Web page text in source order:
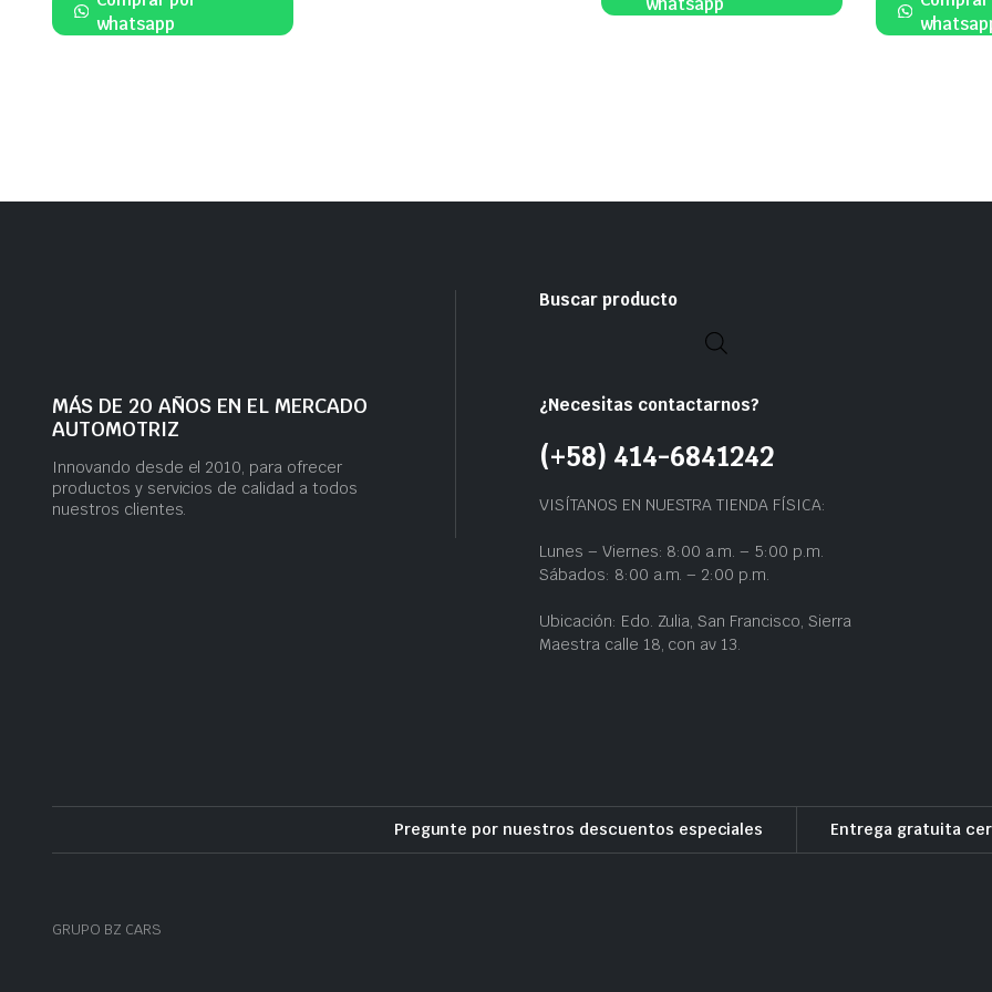
whatsapp
MÁS DE 20 AÑOS EN EL MERCADO
AUTOMOTRIZ
Innovando desde el 2010, para ofrecer
productos y servicios de calidad a todos
nuestros clientes.
Buscar producto
¿Necesitas contactarnos?
(+58) 414-6841242
VISÍTANOS EN NUESTRA TIENDA FÍSICA:
Lunes – Viernes: 8:00 a.m. – 5:00 p.m.
Sábados: 8:00 a.m. – 2:00 p.m.
Ubicación: Edo. Zulia, San Francisco, Sierra
Maestra calle 18, con av 13.
Pregunte por nuestros descuentos especiales Entrega gratuita
GRUPO BZ CARS